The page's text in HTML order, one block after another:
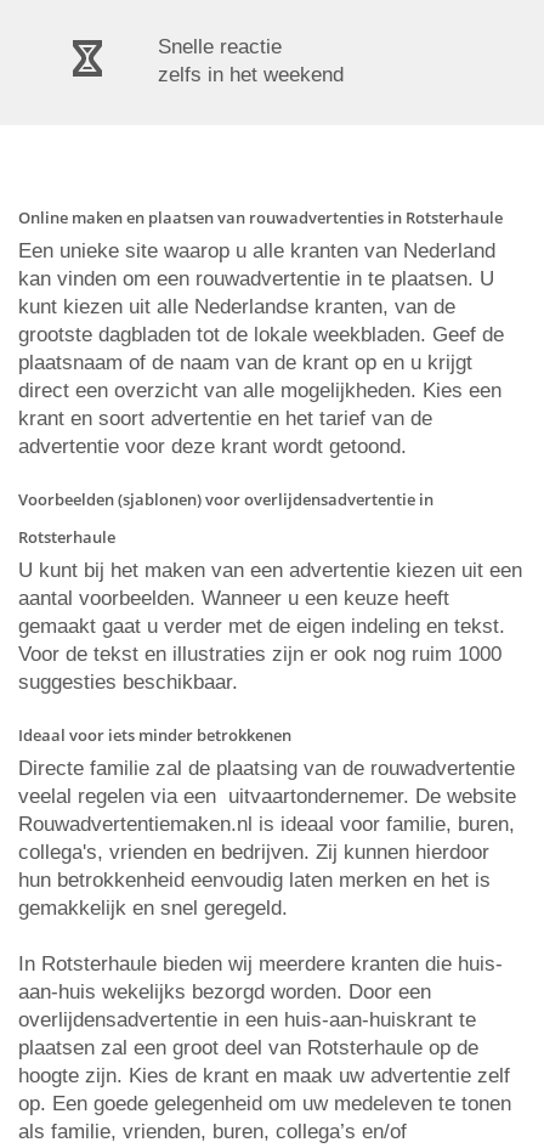
Snelle reactie
zelfs in het weekend
Online maken en plaatsen van rouwadvertenties in Rotsterhaule
Een unieke site waarop u alle kranten van Nederland
kan vinden om een rouwadvertentie in te plaatsen. U
kunt kiezen uit alle Nederlandse kranten, van de
grootste dagbladen tot de lokale weekbladen. Geef de
plaatsnaam of de naam van de krant op en u krijgt
direct een overzicht van alle mogelijkheden. Kies een
krant en soort advertentie en het tarief van de
advertentie voor deze krant wordt getoond.
Voorbeelden (sjablonen) voor overlijdensadvertentie in
Rotsterhaule
U kunt bij het maken van een advertentie kiezen uit een
aantal voorbeelden. Wanneer u een keuze heeft
gemaakt gaat u verder met de eigen indeling en tekst.
Voor de tekst en illustraties zijn er ook nog ruim 1000
suggesties beschikbaar.
Ideaal voor iets minder betrokkenen
Directe familie zal de plaatsing van de rouwadvertentie
veelal regelen via een uitvaartondernemer. De website
Rouwadvertentiemaken.nl is ideaal voor familie, buren,
collega's, vrienden en bedrijven. Zij kunnen hierdoor
hun betrokkenheid eenvoudig laten merken en het is
gemakkelijk en snel geregeld.
In Rotsterhaule bieden wij meerdere kranten die huis-
aan-huis wekelijks bezorgd worden. Door een
overlijdensadvertentie in een huis-aan-huiskrant te
plaatsen zal een groot deel van Rotsterhaule op de
hoogte zijn. Kies de krant en maak uw advertentie zelf
op. Een goede gelegenheid om uw medeleven te tonen
als familie, vrienden, buren, collega’s en/of